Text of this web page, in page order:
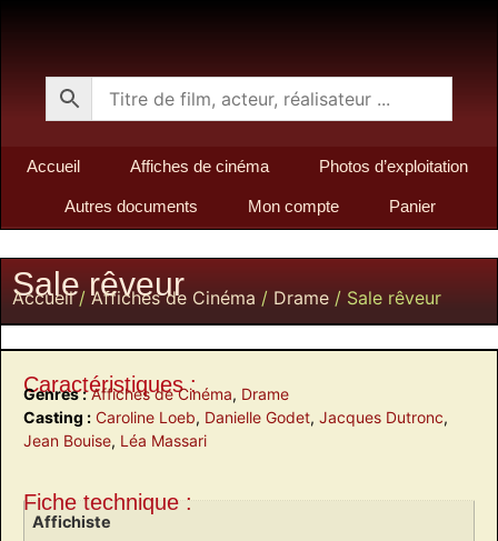
Accueil Affiches de cinéma Photos d’exploitation
Autres documents Mon compte Panier
Sale rêveur
Accueil/ Affiches de Cinéma / Drame / Sale rêveur
Caractéristiques :
Genres : Affiches de Cinéma, Drame
Casting : Caroline Loeb, Danielle Godet, Jacques Dutronc,
Jean Bouise, Léa Massari
Fiche technique :
Affichiste